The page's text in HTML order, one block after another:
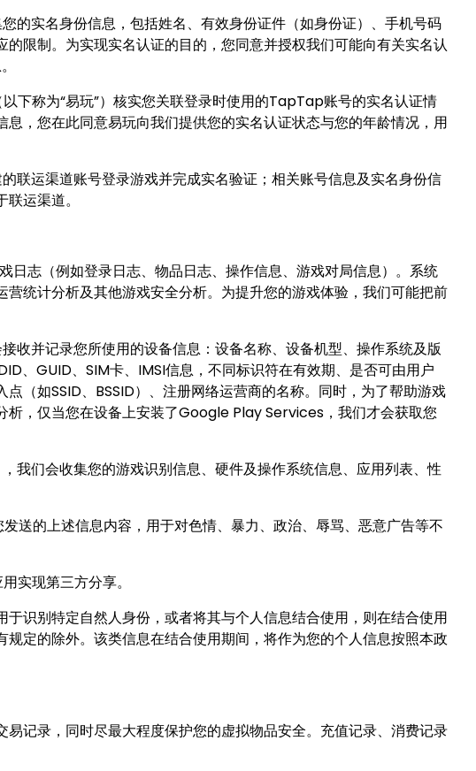
的实名身份信息，包括姓名、有效身份证件（如身份证）、手机号码
限制。为实现实名认证的目的，您同意并授权我们可能向有关实名认
下称为“易玩”）核实您关联登录时使用的TapTap账号的实名认证情
，您在此同意易玩向我们提供您的实名认证状态与您的年龄情况，用
联运渠道账号登录游戏并完成实名验证；相关账号信息及实名身份信
运渠道。
日志（例如登录日志、物品日志、操作信息、游戏对局信息）。系统
统计分析及其他游戏安全分析。为提升您的游戏体验，我们可能把前
收并记录您所使用的设备信息：设备名称、设备机型、操作系统及版
、GUID、SIM卡、IMSI信息，不同标识符在有效期、是否可由用户
（如SSID、BSSID）、注册网络运营商的名称。同时，为了帮助游戏
析，仅当您在设备上安装了Google Play Services，我们才会获取您
我们会收集您的游戏识别信息、硬件及操作系统信息、应用列表、性
送的上述信息内容，用于对色情、暴力、政治、辱骂、恶意广告等不
实现第三方分享。
识别特定自然人身份，或者将其与个人信息结合使用，则在结合使用
定的除外。该类信息在结合使用期间，将作为您的个人信息按照本政
记录，同时尽最大程度保护您的虚拟物品安全。充值记录、消费记录